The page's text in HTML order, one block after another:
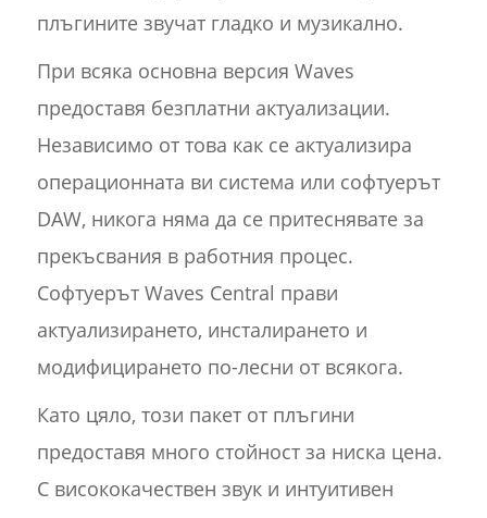
плъгините звучат гладко и музикално.
При всяка основна версия Waves
предоставя безплатни актуализации.
Независимо от това как се актуализира
операционната ви система или софтуерът
DAW, никога няма да се притеснявате за
прекъсвания в работния процес.
Софтуерът Waves Central прави
актуализирането, инсталирането и
модифицирането по-лесни от всякога.
Като цяло, този пакет от плъгини
предоставя много стойност за ниска цена.
С висококачествен звук и интуитивен